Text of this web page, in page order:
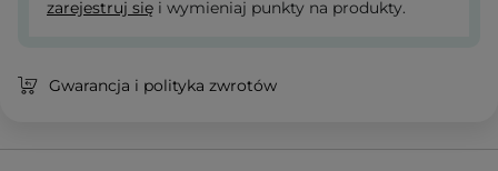
zarejestruj się i wymieniaj punkty na produkty.
Gwarancja i polityka zwrotów